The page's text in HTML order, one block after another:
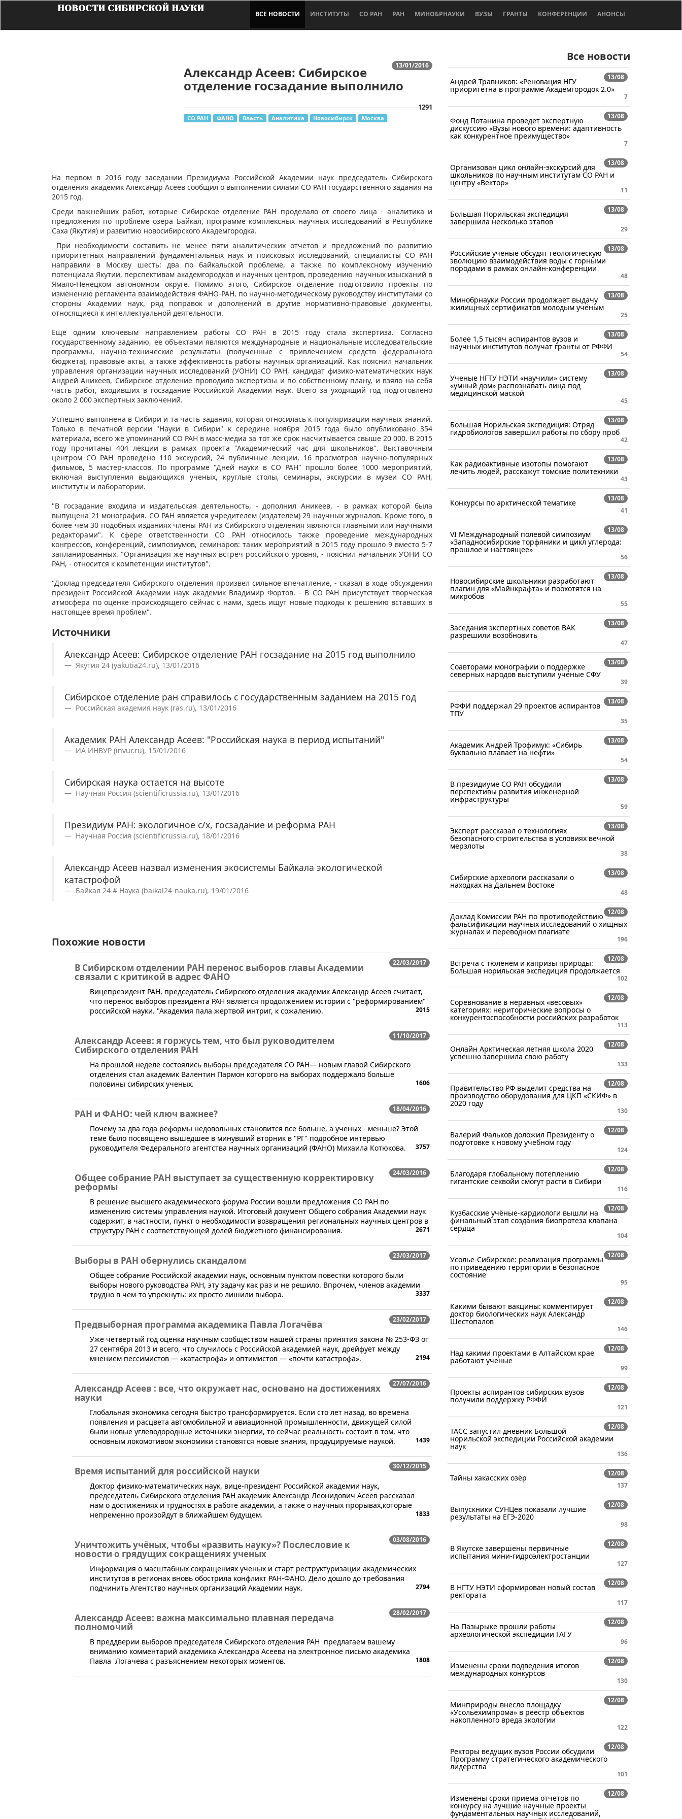
НОВОСТИ СИБИРСКОЙ НАУКИ
ВСЕ НОВОСТИ ИНСТИТУТЫ СО РАН РАН МИНОБРНАУКИ ВУЗЫ ГРАНТЫ КОНФЕРЕНЦИИ АНОНСЫ
13/01/2016
Александр Асеев: Сибирское
отделение госзадание выполнило
1291
СО РАН ФАНО Власть Аналитика Новосибирск Москва
На первом в 2016 году заседании Президиума Российской Академии наук председатель Сибирского
отделения академик Александр Асеев сообщил о выполнении силами СО РАН государственного задания на
2015 год.
Среди важнейших работ, которые Сибирское отделение РАН проделало от своего лица - аналитика и
предложения по проблеме озера Байкал, программе комплексных научных исследований в Республике
Саха (Якутия) и развитию новосибирского Академгородка.
При необходимости составить не менее пяти аналитических отчетов и предложений по развитию
приоритетных направлений фундаментальных наук и поисковых исследований, специалисты СО РАН
направили в Москву шесть: два по байкальской проблеме, а также по комплексному изучению
потенциала Якутии, перспективам академгородков и научных центров, проведению научных изысканий в
Ямало-Ненецком автономном округе. Помимо этого, Сибирское отделение подготовило проекты по
изменению регламента взаимодействия ФАНО-РАН, по научно-методическому руководству институтами со
стороны Академии наук, ряд поправок и дополнений в другие нормативно-правовые документы,
относящиеся к интеллектуальной деятельности.
Еще одним ключевым направлением работы СО РАН в 2015 году стала экспертиза. Согласно
государственному заданию, ее объектами являются международные и национальные исследовательские
программы, научно-технические результаты (полученные с привлечением средств федерального
бюджета), правовые акты, а также эффективность работы научных организаций. Как пояснил начальник
управления организации научных исследований (УОНИ) СО РАН, кандидат физико-математических наук
Андрей Аникеев, Сибирское отделение проводило экспертизы и по собственному плану, и взяло на себя
часть работ, входивших в госзадание Российской Академии наук. Всего за уходящий год подготовлено
около 2 000 экспертных заключений.
Успешно выполнена в Сибири и та часть задания, которая относилась к популяризации научных знаний.
Только в печатной версии "Науки в Сибири" к середине ноября 2015 года было опубликовано 354
материала, всего же упоминаний СО РАН в масс-медиа за тот же срок насчитывается свыше 20 000. В 2015
году прочитаны 404 лекции в рамках проекта "Академический час для школьников". Выставочным
центром СО РАН проведено 110 экскурсий, 24 публичные лекции, 16 просмотров научно-популярных
фильмов, 5 мастер-классов. По программе "Дней науки в СО РАН" прошло более 1000 мероприятий,
включая выступления выдающихся ученых, круглые столы, семинары, экскурсии в музеи СО РАН,
институты и лаборатории.
"В госзадание входила и издательская деятельность, - дополнил Аникеев, - в рамках которой была
выпущена 21 монография. СО РАН является учредителем (издателем) 29 научных журналов. Кроме того, в
более чем 30 подобных изданиях члены РАН из Сибирского отделения являются главными или научными
редакторами". К сфере ответственности СО РАН относилось также проведение международных
конгрессов, конференций, симпозиумов, семинаров: таких мероприятий в 2015 году прошло 9 вместо 5-7
запланированных. "Организация же научных встреч российского уровня, - пояснил начальник УОНИ СО
РАН, - относится к компетенции институтов".
"Доклад председателя Сибирского отделения произвел сильное впечатление, - сказал в ходе обсуждения
президент Российской Академии наук академик Владимир Фортов. - В СО РАН присутствует творческая
атмосфера по оценке происходящего сейчас с нами, здесь ищут новые подходы к решению вставших в
настоящее время проблем".
Источники
Александр Асеев: Сибирское отделение РАН госзадание на 2015 год выполнило
Якутия 24 (yakutia24.ru), 13/01/2016
Сибирское отделение ран справилось с государственным заданием на 2015 год
Российская академия наук (ras.ru), 13/01/2016
Академик РАН Александр Асеев: "Российская наука в период испытаний"
ИА ИНВУР (invur.ru), 15/01/2016
Сибирская наука остается на высоте
Научная Россия (scientificrussia.ru), 13/01/2016
Президиум РАН: экологичное с/х, госзадание и реформа РАН
Научная Россия (scientificrussia.ru), 18/01/2016
Александр Асеев назвал изменения экосистемы Байкала экологической
катастрофой
Байкал 24 # Наука (baikal24-nauka.ru), 19/01/2016
Похожие новости
22/03/2017
В Сибирском отделении РАН перенос выборов главы Академии
связали с критикой в адрес ФАНО
Вицепрезидент РАН, председатель Сибирского отделения академик Александр Асеев считает,
что перенос выборов президента РАН является продолжением истории с "реформированием"
российской науки. "Академия пала жертвой интриг, к сожалению.
2015
11/10/2017
Александр Асеев: я горжусь тем, что был руководителем
Сибирского отделения РАН
​​​На прошлой неделе состоялись выборы председателя СО РАН— новым главой Сибирского
отделения стал академик Валентин Пармон которого на выборах поддержало больше
половины сибирских ученых.
1606
18/04/2016
РАН и ФАНО: чей ключ важнее?
​Почему за два года реформы недовольных становится все больше, а ученых - меньше? Этой
теме было посвящено вышедшее в минувший вторник в "РГ" подробное интервью
руководителя Федерального агентства научных организаций (ФАНО) Михаила Котюкова.
3757
24/03/2016
Общее собрание РАН выступает за существенную корректировку
реформы
​В решение высшего академического форума России вошли предложения СО РАН по
изменению системы управления наукой. Итоговый документ Общего собрания Академии наук
содержит, в частности, пункт о необходимости возвращения региональных научных центров в
структуру РАН с соответствующей долей бюджетного финансирования.
2671
23/03/2017
Выборы в РАН обернулись скандалом
Общее собрание Российской академии наук, основным пунктом повестки которого были
выборы нового руководства РАН, эту задачу как раз и не решило. Впрочем, членов академии
трудно в чем-то упрекнуть: их просто лишили выбора.
3337
23/02/2017
Предвыборная программа академика Павла Логачёва
Уже четвертый год оценка научным сообществом нашей страны принятия закона № 253-ФЗ от
27 сентября 2013 и всего, что случилось с Российской академией наук, дрейфует между
мнением пессимистов — «катастрофа» и оптимистов — «почти катастрофа».
2194
27/07/2016
Александр Асеев : все, что окружает нас, основано на достижениях
науки
​Глобальная экономика сегодня быстро трансформируется. Если сто лет назад, во времена
появления и расцвета автомобильной и авиационной промышленности, движущей силой
были новые углеводородные источники энергии, то сейчас реальность состоит в том, что
основным локомотивом экономики становятся новые знания, продуцируемые наукой.
1439
30/12/2015
Время испытаний для российской науки
​Доктор физико-математических наук, вице-президент Российской академии наук,
председатель Сибирского отделения РАН академик Александр Леонидович Асеев рассказал
нам о достижениях и трудностях в работе академии, а также о научных прорывах,которые
непременно произойдут в ближайшем будущем.
1833
03/08/2016
Уничтожить учёных, чтобы «развить науку»? Послесловие к
новости о грядущих сокращениях ученых
​Информация о масштабных сокращениях ученых и старт реструктуризации академических
институтов в регионах вновь обострила конфликт РАН-ФАНО. Дело дошло до требования
подчинить Агентство научных организаций Академии наук.
2794
28/02/2017
Александр Асеев: важна максимально плавная передача
полномочий
​В преддверии выборов председателя Сибирского отделения РАН предлагаем вашему
вниманию комментарий академика Александра Асеева на электронное письмо академика
Павла Логачева с разъяснением некоторых моментов.
1808
Все новости
13/08
Андрей Травников: «Реновация НГУ
приоритетна в программе Академгородок 2.0»
7
13/08
Фонд Потанина проведёт экспертную
дискуссию «Вузы нового времени: адаптивность
как конкурентное преимущество»
7
13/08
Организован цикл онлайн-экскурсий для
школьников по научным институтам СО РАН и
центру «Вектор»
11
13/08
Большая Норильская экспедиция
завершила несколько этапов
29
13/08
Российские ученые обсудят геологическую
эволюцию взаимодействия воды с горными
породами в рамках онлайн-конференции
48
13/08
Минобрнауки России продолжает выдачу
жилищных сертификатов молодым учёным
25
13/08
Более 1,5 тысяч аспирантов вузов и
научных институтов получат гранты от РФФИ
54
13/08
Ученые НГТУ НЭТИ «научили» систему
«умный дом» распознавать лица под
медицинской маской
45
13/08
Большая Норильская экспедиция: Отряд
гидробиологов завершил работы по сбору проб
42
13/08
Как радиоактивные изотопы помогают
лечить людей, расскажут томские политехники
43
13/08
Конкурсы по арктической тематике
41
13/08
VI Международный полевой симпозиум
«Западносибирские торфяники и цикл углерода:
прошлое и настоящее»
56
13/08
Новосибирские школьники разработают
плагин для «Майнкрафта» и поохотятся на
микробов
55
13/08
Заседания экспертных советов ВАК
разрешили возобновить
47
13/08
Cоавторами монографии о поддержке
северных народов выступили учёные СФУ
39
13/08
РФФИ поддержал 29 проектов аспирантов
ТПУ
35
13/08
Академик Андрей Трофимук: «Сибирь
буквально плавает на нефти»
54
13/08
В президиуме СО РАН обсудили
перспективы развития инженерной
инфраструктуры
59
13/08
Эксперт рассказал о технологиях
безопасного строительства в условиях вечной
мерзлоты
38
13/08
Сибирские археологи рассказали о
находках на Дальнем Востоке
48
12/08
Доклад Комиссии РАН по противодействию
фальсификации научных исследований о хищных
журналах и переводном плагиате
196
12/08
Встреча с тюленем и капризы природы:
Большая норильская экспедиция продолжается
102
12/08
Соревнование в неравных «весовых»
категориях: нериторические вопросы о
конкурентоспособности российских разработок
113
12/08
Онлайн Арктическая летняя школа 2020
успешно завершила свою работу
133
12/08
Правительство РФ выделит средства на
производство оборудования для ЦКП «СКИФ» в
2020 году
130
12/08
Валерий Фальков доложил Президенту о
подготовке к новому учебном году
124
12/08
Благодаря глобальному потеплению
гигантские секвойи смогут расти в Сибири
116
12/08
Кузбасские учёные-кардиологи вышли на
финальный этап создания биопротеза клапана
сердца
104
12/08
Усолье-Сибирское: реализация программы
по приведению территории в безопасное
состояние
95
12/08
Какими бывают вакцины: комментирует
доктор биологических наук Александр
Шестопалов
146
12/08
Над какими проектами в Алтайском крае
работают ученые
99
12/08
Проекты аспирантов сибирских вузов
получили поддержку РФФИ
121
12/08
ТАСС запустил дневник Большой
норильской экспедиции Российской академии
наук
136
12/08
Тайны хакасских озёр
137
12/08
Выпускники СУНЦев показали лучшие
результаты на ЕГЭ-2020
98
12/08
В Якутске завершены первичные
испытания мини-гидроэлектростанции
127
12/08
В НГТУ НЭТИ сформирован новый состав
ректората
117
12/08
На Пазырыке прошли работы
археологической экспедиции ГАГУ
96
12/08
Изменены сроки подведения итогов
международных конкурсов
130
12/08
Минприроды внесло площадку
«Усольехимпрома» в реестр объектов
накопленного вреда экологии
122
12/08
Ректоры ведущих вузов России обсудили
Программу стратегического академического
лидерства
101
12/08
Изменены сроки приема отчетов по
конкурсу на лучшие научные проекты
фундаментальных научных исследований,